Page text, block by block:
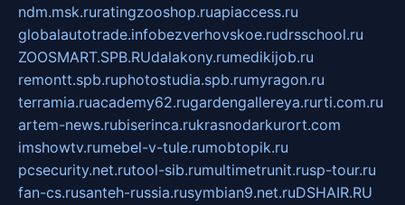
ndm.msk.ruratingzooshop.ruapiaccess.ru
globalautotrade.infobezverhovskoe.rudrsschool.ru
ZOOSMART.SPB.RUdalakony.rumedikijob.ru
remontt.spb.ruphotostudia.spb.rumyragon.ru
terramia.ruacademy62.rugardengallereya.rurti.com.ru
artem-news.rubiserinca.rukrasnodarkurort.com
imshowtv.rumebel-v-tule.rumobtopik.ru
pcsecurity.net.rutool-sib.rumultimetrunit.rusp-tour.ru
fan-cs.rusanteh-russia.rusymbian9.net.ruDSHAIR.RU